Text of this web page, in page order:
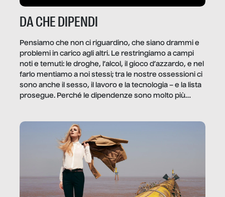
DA CHE DIPENDI
Pensiamo che non ci riguardino, che siano drammi e
problemi in carico agli altri. Le restringiamo a campi
noti e temuti: le droghe, l’alcol, il gioco d’azzardo, e nel
farlo mentiamo a noi stessi; tra le nostre ossessioni ci
sono anche il sesso, il lavoro e la tecnologia – e la lista
prosegue. Perché le dipendenze sono molto più
trae un guadagno. In questo reportage vediamo
quale e come.